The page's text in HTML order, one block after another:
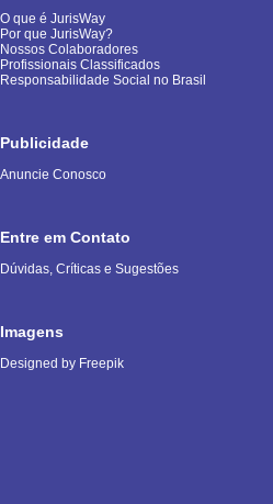
O que é JurisWay
Por que JurisWay?
Nossos Colaboradores
Profissionais Classificados
Responsabilidade Social no Brasil
Publicidade
Anuncie Conosco
Entre em Contato
Dúvidas, Críticas e Sugestões
Imagens
Designed by Freepik